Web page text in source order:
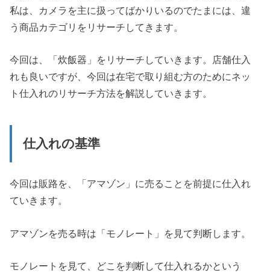
私は、カメラを主に扱ってばかりいるのでたまには、違
う商品カテゴリをリサーチしてきます。
今回は、「炊飯器」をリサーチしていきます。店舗仕入
れも良いですが、今回は在宅で取り組む方のためにネッ
ト仕入れのリサーチ方法を解説していきます。
仕入れの基準
今回は販路を、「アマゾン」に売ることを前提に仕入れ
ていきます。
アマゾンを売る時は「モノレート」を見て判断します。
モノレートを見て、どこを判断して仕入れるかという